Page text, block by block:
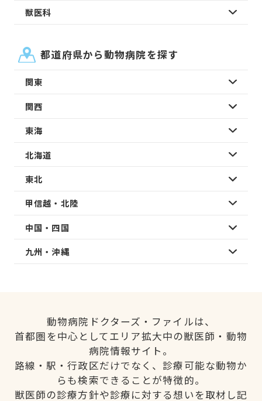
獣医科
都道府県から動物病院を探す
関東
関西
東海
北海道
東北
甲信越・北陸
中国・四国
九州・沖縄
動物病院ドクターズ・ファイルは、
首都圏を中心としてエリア拡大中の獣医師・動物
病院情報サイト。
路線・駅・行政区だけでなく、診療可能な動物か
らも検索できることが特徴的。
獣医師の診療方針や診療に対する想いを取材し記